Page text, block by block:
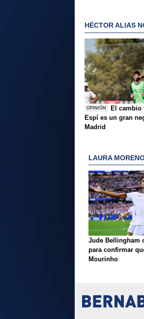
HÉCTOR ALIAS
OPINIÓN
El cambio
Espí es un gran
Madrid
LAURA
Jude Bellingham
para confirmar
Mourinho